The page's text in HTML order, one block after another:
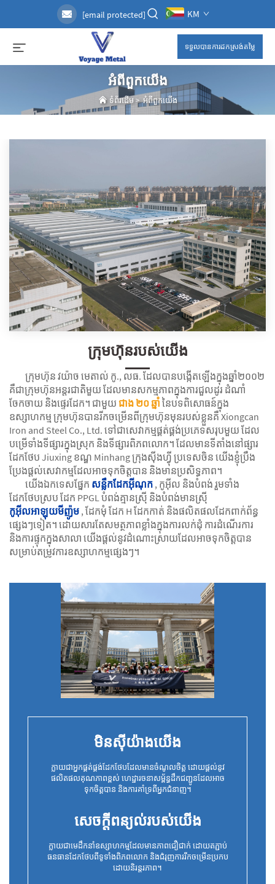
[email protected] KM
ទទួលបានការដកស្រង់តម្លៃ
អំពី​ពួក​យើង
ទំព័រដើម>អំពី​ពួក​យើង
ក្រុមហ៊ុនរបស់យើង
ក្រុមហ៊ុន វយ៉ាច មេតាល់ កូ., លធ. ដែលបានបង្កើតឡើងក្នុងឆ្នាំ២០០២
គឺជាក្រុមហ៊ុនអន្តរជាតិមួយ ដែលមានសកម្មភាពក្នុងការជួលដូរ ដំណាំ
ចែកចាយ និងផ្ទេរដែក។ ជាមួយ ជាង ២០ ឆ្នាំ នៃបទពិសោធន៍ក្នុង
ឧស្សាហកម្ម ក្រុមហ៊ុនបានរីកចម្រើនពីក្រុមហ៊ុនមុនរបស់ខ្លួនគឺ Xiongcan
Iron and Steel Co., Ltd. ទៅជាសេវាកម្មផ្គត់ផ្គង់ប្រភេទសរុបមួយ ដែល
បម្រើទាំងទីផ្សារក្នុងស្រុក និងទីផ្សារពិភពលោក។ ដែល​មាន​ទីតាំង​នៅ​ផ្សារ​
ដែក​ថែប​ Jiuxing ខណ្ឌ Minhang ក្រុង​ស៊ីងហ៊្វី ប្រទេស​ចិន យើង​ខ្ញុំ​ប្រឹង​
ប្រែង​ផ្តល់​សេវាកម្ម​ដែល​អាច​ទុក​ចិត្ត​បាន និង​មាន​ប្រសិទ្ធភាព​។
យើង​ឯកទេស​ផ្នែក សន្លឹកដែកអ៊ីណុក , កូអ៊ីល និងបំពង់ រួមទាំង
ដែកថែបស្រប ដែក PPGL បំពង់គ្មាន​ស៊្រី និងបំពង់​មាន​ស៊្រី
កូអ៊ីលអាឡុយមីញ៉ូម , ដែកមុំ ដែក H ដែកកាត់ និងផលិតផលដែកពាក់ព័ន្ធ
ផ្សេងៗទៀត។ ដោយសារតែសមត្ថភាពខ្លាំងក្នុងការលក់ដុំ ការដំណើរការ
និងការផ្ទុកក្នុងសាលា យើងផ្តល់នូវដំណោះស្រាយដែលអាចទុកចិត្តបាន
សម្រាប់តម្រូវការឧស្សាហកម្មផ្សេងៗ។
មិនស៊ីយ៉ាងយើង
ក្លាយជាអ្នកផ្គត់ផ្គង់ដែកថែបដែលមានចំណូលចិត្ត ដោយផ្តល់នូវ
ផលិតផលគុណភាពខ្ពស់ ហេដ្ឋារចនាសម្ព័ន្ធដឹកជញ្ជូនដែលអាច
ទុកចិត្តបាន និងការគាំទ្រពីអ្នកជំនាញ។
សេចក្តីពន្យល់របស់យើង
ក្លាយជាមេដឹកនាំឧស្សាហកម្មដែលមានភាពជឿជាក់ ដោយតភ្ជាប់
ធនធានដែកថែបពីទូទាំងពិភពលោក និងជំរុញការរីកចម្រើនប្រកប
ដោយនិរន្តរភាព។